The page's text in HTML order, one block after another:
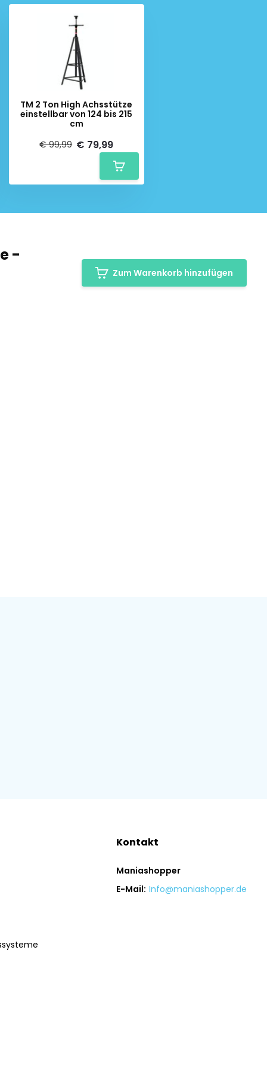
TM 2 Ton High Achsstütze
einstellbar von 124 bis 215
cm
€ 99,99 € 79,99
-
Zum Warenkorb hinzufügen
Kontakt
Maniashopper
E-Mail: Info@maniashopper.de